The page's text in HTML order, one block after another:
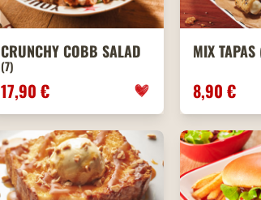
CRUNCHY COBB SALAD
(7)
17,90 €
MIX
8,90 €